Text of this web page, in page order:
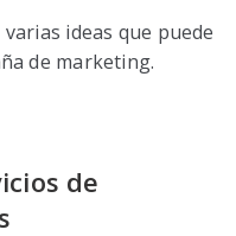
varias ideas que puede
de marketing.
de